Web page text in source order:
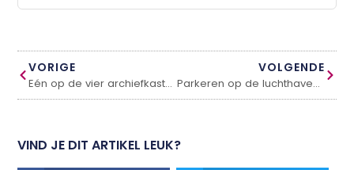
VORIGE
Eén op de vier archiefkasten wordt weggegooid, omdat de sleutel kwijt is.
VOLGENDE
Parkeren op de luchthaven is goedkoop en makkelijk
VIND JE DIT ARTIKEL LEUK?